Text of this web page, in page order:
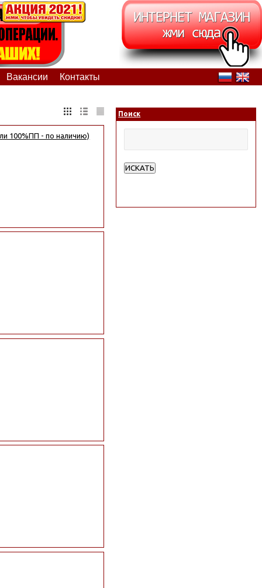
Вакансии Контакты
100%ПП - по наличию)
Поиск
ИСКАТЬ